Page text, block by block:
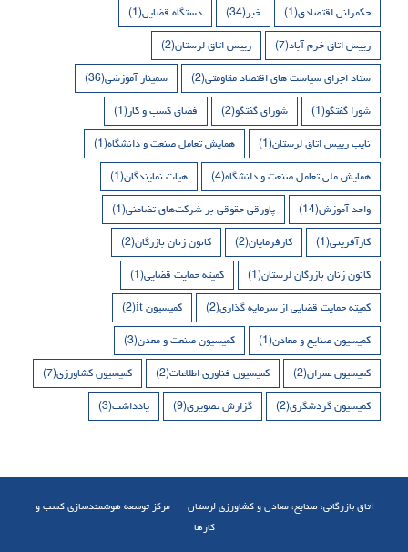
حکمرانی اقتصادی(1) خبر(34) دستگاه قضایی(1)
رییس اتاق خرم آباد(7) رییس اتاق لرستان(2)
ستاد اجرای سیاست های اقتصاد مقاومتی(2) سمینار آموزشی(36)
شورا گفتگو(1) شورای گفتگو(2) فضای کسب و کار(1)
نایب رییس اتاق لرستان(1) همایش تعامل صنعت و دانشگاه(1)
همایش ملی تعامل صنعت و دانشگاه(4) هیات نمایندگان(1)
واحد آموزش(14) پاورقی حقوقی بر شرکت‌های تضامنی(1)
کارآفرینی(1) کارفرمایان(2) کانون زنان بازرگان(2)
کانون زنان بازرگان لرستان(1) کمیته حمایت قضایی(1)
کمیته حمایت قضایی از سرمایه گذاری(2) کمیسیون it (2)
کمیسیون صنایع و معادن(1) کمیسیون صنعت و معدن(3)
کمیسیون عمران(2) کمیسیون فناوری اطلاعات(2) کمیسیون کشاورزی(7)
کمیسیون گردشگری(2) گزارش تصویری(9) یادداشت(3)
اتاق بازرگانی، صنایع، معادن و کشاورزی لرستان — مرکز توسعه هوشمندسازی کسب و
کارها